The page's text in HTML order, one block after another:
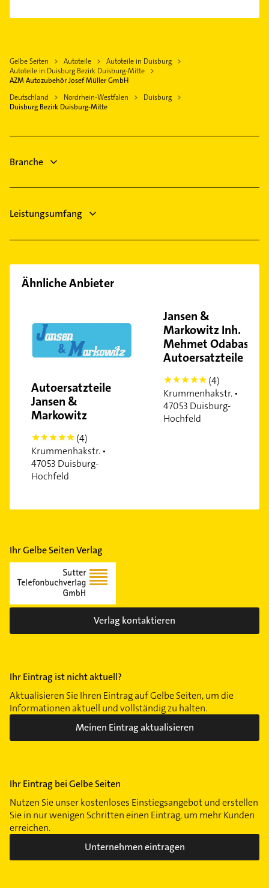
Mülheim an der Ruhr
Bottrop
Krefeld
Rheinberg
Meerbusch
Heizungsfirmen
Bauunternehmen
Lackiererei
Maler
Elektriker
Gelbe Seiten Autoteile
Autoteile in Duisburg
Autoteile in Duisburg Bezirk Duisburg-Mitte
AZM Autozubehör Josef Müller GmbH
Deutschland
Nordrhein-Westfalen
Duisburg
Duisburg Bezirk Duisburg-Mitte
Branche
Leistungsumfang
Ähnliche Anbieter
Autoersatzteile
Jansen &
Markowitz
5
(4)
Krummenhakstr. •
47053 Duisburg-
Hochfeld
Jansen &
Markowitz Inh.
Mehmet Odabas
Autoersatzteile
5
(4)
Krummenhakstr. •
47053 Duisburg-
Hochfeld
Ihr Gelbe Seiten Verlag
Verlag kontaktieren
Ihr Eintrag ist nicht aktuell?
Aktualisieren Sie Ihren Eintrag auf Gelbe Seiten, um die
Informationen aktuell und vollständig zu halten.
Meinen Eintrag aktualisieren
Ihr Eintrag bei Gelbe Seiten
Nutzen Sie unser kostenloses Einstiegsangebot und erstellen
Sie in nur wenigen Schritten einen Eintrag, um mehr Kunden
erreichen.
Unternehmen eintragen